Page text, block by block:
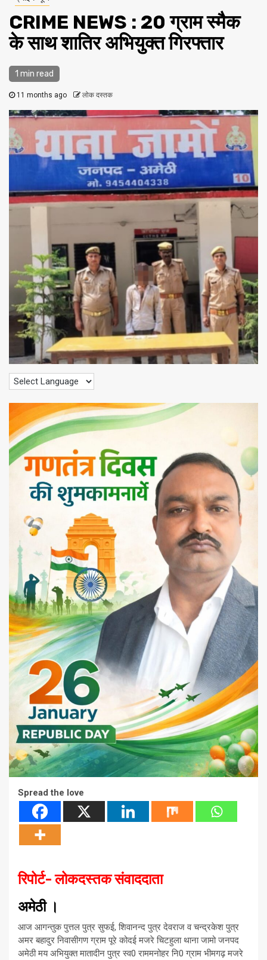
CRIME NEWS : 20 ग्राम स्मैक
के साथ शातिर अभियुक्त गिरफ्तार
1 min read
11 months ago लोक दस्तक
Spread the love
रिपोर्ट- लोकदस्तक संवाददाता
अमेठी ।
आज आगन्तुक पुत्तल पुत्र सुफई, शिवानन्द पुत्र देवराज व चन्द्रकेश पुत्र
अमर बहादुर निवासीगण ग्राम पूरे कोदई मजरे चिटहुला थाना जामो जनपद
अमेठी मय अभियुक्त मातादीन पुत्र स्व0 राममनोहर नि0 ग्राम भीमगढ़ मजरे